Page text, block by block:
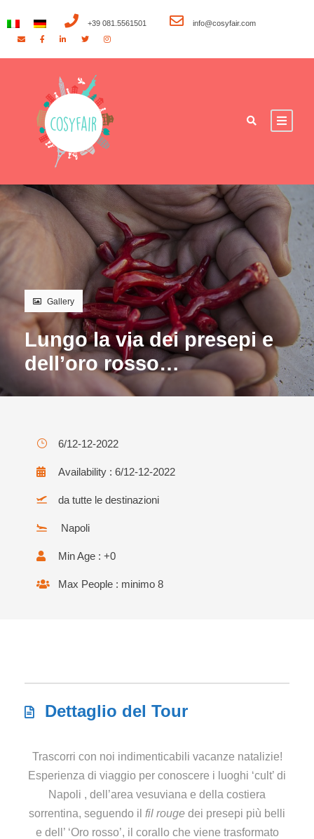
+39 081.5561501 info@cosyfair.com
Gallery
Lungo la via dei presepi e
dell’oro rosso…
6/12-12-2022
Availability : 6/12-12-2022
da tutte le destinazioni
Napoli
Min Age : +0
Max People : minimo 8
Dettaglio del Tour
Trascorri con noi indimenticabili vacanze natalizie!
Esperienza di viaggio per conoscere i luoghi ‘cult’ di
Napoli , dell’area vesuviana e della costiera
sorrentina, seguendo il fil rouge dei presepi più belli
e dell’ ‘Oro rosso’, il corallo che viene trasformato